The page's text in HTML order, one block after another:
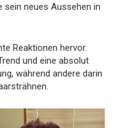
sein neues Aussehen in
Reaktionen hervor.
und eine absolut
während andere darin